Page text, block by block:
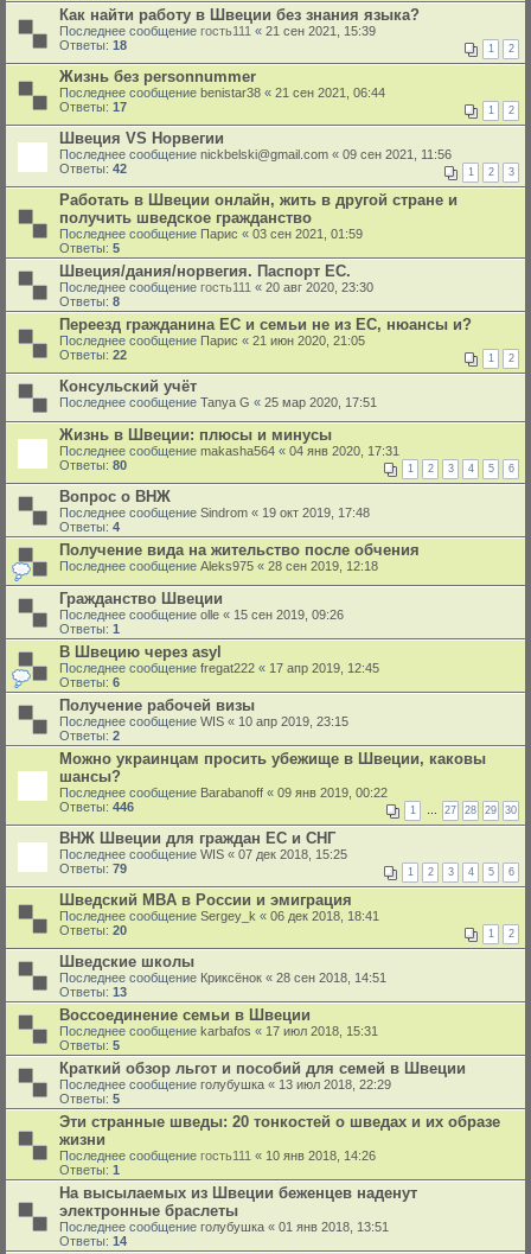
Как найти работу в Швеции без знания языка?
Последнее сообщение гость111 « 21 сен 2021, 15:39
Ответы: 18 1 2
Жизнь без personnummer
Последнее сообщение benistar38 « 21 сен 2021, 06:44
Ответы: 17 1 2
Швеция VS Норвегии
Последнее сообщение nickbelski@gmail.com « 09 сен 2021, 11:56
Ответы: 42 1 2 3
Работать в Швеции онлайн, жить в другой стране и
получить шведское гражданство
Последнее сообщение Парис « 03 сен 2021, 01:59
Ответы: 5
Швеция/дания/норвегия. Паспорт ЕС.
Последнее сообщение гость111 « 20 авг 2020, 23:30
Ответы: 8
Переезд гражданина ЕС и семьи не из ЕС, нюансы и?
Последнее сообщение Парис « 21 июн 2020, 21:05
Ответы: 22 1 2
Консульский учёт
Последнее сообщение Tanya G « 25 мар 2020, 17:51
Жизнь в Швеции: плюсы и минусы
Последнее сообщение makasha564 « 04 янв 2020, 17:31
Ответы: 80 1 2 3 4 5 6
Вопрос о ВНЖ
Последнее сообщение Sindrom « 19 окт 2019, 17:48
Ответы: 4
Получение вида на жительство после обчения
Последнее сообщение Aleks975 « 28 сен 2019, 12:18
Гражданство Швеции
Последнее сообщение olle « 15 сен 2019, 09:26
Ответы: 1
В Швецию через asyl
Последнее сообщение fregat222 « 17 апр 2019, 12:45
Ответы: 6
Получение рабочей визы
Последнее сообщение WIS « 10 апр 2019, 23:15
Ответы: 2
Можно украинцам просить убежище в Швеции, каковы
шансы?
Последнее сообщение Barabanoff « 09 янв 2019, 00:22
Ответы: 446 1 … 27 28 29 30
ВНЖ Швеции для граждан ЕС и СНГ
Последнее сообщение WIS « 07 дек 2018, 15:25
Ответы: 79 1 2 3 4 5 6
Шведский МBA в России и эмиграция
Последнее сообщение Sergey_k « 06 дек 2018, 18:41
Ответы: 20 1 2
Шведские школы
Последнее сообщение Криксёнок « 28 сен 2018, 14:51
Ответы: 13
Воссоединение семьи в Швеции
Последнее сообщение karbafos « 17 июл 2018, 15:31
Ответы: 5
Краткий обзор льгот и пособий для семей в Швеции
Последнее сообщение голубушка « 13 июл 2018, 22:29
Ответы: 5
Эти странные шведы: 20 тонкостей о шведах и их образе
жизни
Последнее сообщение гость111 « 10 янв 2018, 14:26
Ответы: 1
На высылаемых из Швеции беженцев наденут
электронные браслеты
Последнее сообщение голубушка « 01 янв 2018, 13:51
Ответы: 14